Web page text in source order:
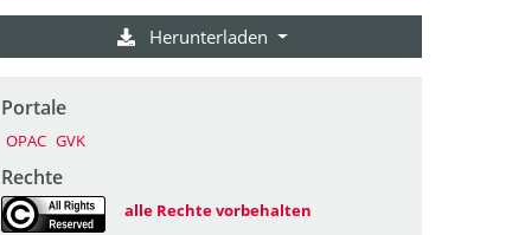
Herunterladen
Portale
OPAC GVK
Rechte
alle Rechte vorbehalten